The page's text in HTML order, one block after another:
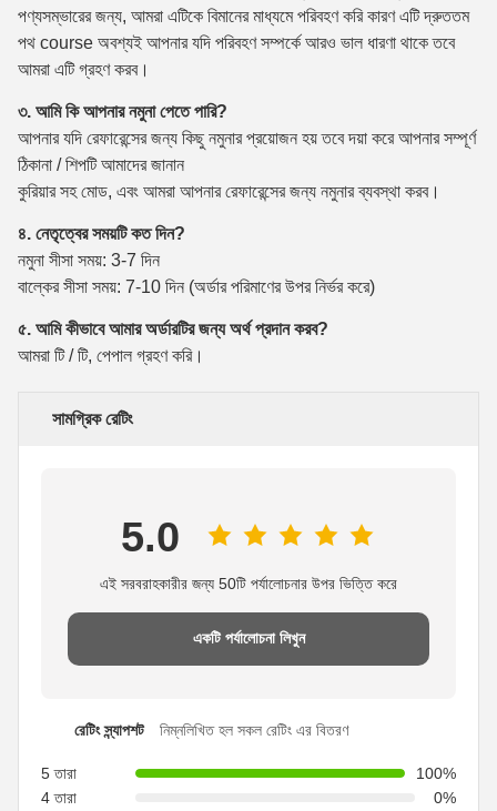
পণ্যসম্ভারের জন্য, আমরা এটিকে বিমানের মাধ্যমে পরিবহণ করি কারণ এটি দ্রুততম
পথ course অবশ্যই আপনার যদি পরিবহণ সম্পর্কে আরও ভাল ধারণা থাকে তবে
আমরা এটি গ্রহণ করব।
৩. আমি কি আপনার নমুনা পেতে পারি?
আপনার যদি রেফারেন্সের জন্য কিছু নমুনার প্রয়োজন হয় তবে দয়া করে আপনার সম্পূর্ণ
ঠিকানা / শিপটি আমাদের জানান
কুরিয়ার সহ মোড, এবং আমরা আপনার রেফারেন্সের জন্য নমুনার ব্যবস্থা করব।
৪. নেতৃত্বের সময়টি কত দিন?
নমুনা সীসা সময়: 3-7 দিন
বাল্কের সীসা সময়: 7-10 দিন (অর্ডার পরিমাণের উপর নির্ভর করে)
৫. আমি কীভাবে আমার অর্ডারটির জন্য অর্থ প্রদান করব?
আমরা টি / টি, পেপাল গ্রহণ করি।
সামগ্রিক রেটিং
5.0
এই সরবরাহকারীর জন্য 50টি পর্যালোচনার উপর ভিত্তি করে
একটি পর্যালোচনা লিখুন
রেটিং স্ন্যাপশট নিম্নলিখিত হল সকল রেটিং এর বিতরণ
5 তারা
100%
4 তারা
0%